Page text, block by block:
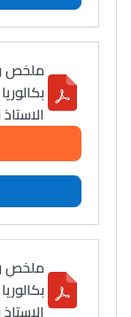
مسار عبد
المبدع
النحت
أكادير أوفلا
سقطت
2011
إلياس
فمنظّمة
مهنة
أشياء
سامورا